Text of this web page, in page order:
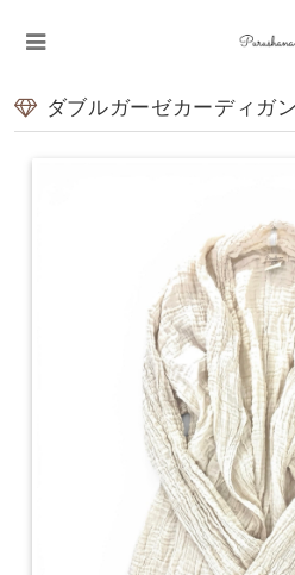
ダブルガーゼカーディガ